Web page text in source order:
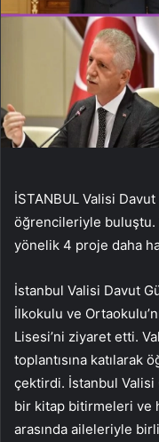
İSTANBUL Valisi
öğrencileriyle buluştu.
yönelik 4 proje daha
İstanbul Valisi Davut
İlkokulu ve
Lisesi’ni ziyaret etti.
toplantısına
çektirdi. İstanbul
bir kitap bitirmeleri ve
arasında aileleriyle